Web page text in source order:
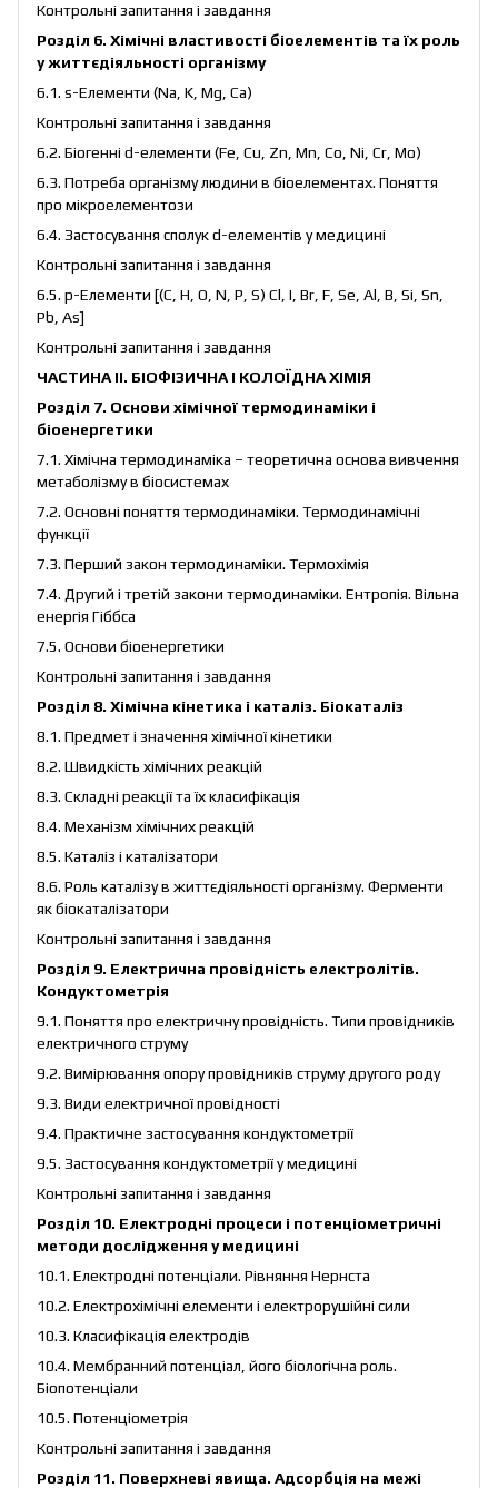
Контрольні запитання і завдання
Розділ 6. Хімічні властивості біоелементів та їх роль
у життєдіяльності організму
6.1. s-Елементи (Na, K, Mg, Ca)
Контрольні запитання і завдання
6.2. Біогенні d-елементи (Fe, Cu, Zn, Mn, Co, Ni, Cr, Mo)
6.3. Потреба організму людини в біоелементах. Поняття
про мікроелементози
6.4. Застосування сполук d-елементів у медицині
Контрольні запитання і завдання
6.5. р-Елементи [(С, H, O, N, P, S) Cl, I, Br, F, Se, Al, B, Si, Sn,
Pb, As]
Контрольні запитання і завдання
ЧАСТИНА ІІ. БІОФІЗИЧНА І КОЛОЇДНА ХІМІЯ
Розділ 7. Оcнови хімічної термодинаміки і
біоенергетики
7.1. Хімічна термодинаміка – теоретична основа вивчення
метаболізму в біосистемах
7.2. Основні поняття термодинаміки. Термодинамічні
функції
7.3. Перший закон термодинаміки. Термохімія
7.4. Другий і третій закони термодинаміки. Ентропія. Вільна
енергія Гіббса
7.5. Основи біоенергетики
Контрольні запитання і завдання
Розділ 8. Хімічна кінетика і каталіз. Біокаталіз
8.1. Предмет і значення хімічної кінетики
8.2. Швидкість хімічних реакцій
8.3. Складні реакції та їх класифікація
8.4. Механізм хімічних реакцій
8.5. Каталіз і каталізатори
8.6. Роль каталізу в життєдіяльності організму. Ферменти
як біокаталізатори
Контрольні запитання і завдання
Розділ 9. Електрична провідність електролітів.
Кондуктометрія
9.1. Поняття про електричну провідність. Типи провідників
електричного струму
9.2. Вимірювання опору провідників струму другого роду
9.3. Види електричної провідності
9.4. Практичне застосування кондуктометрії
9.5. Застосування кондуктометрії у медицині
Контрольні запитання і завдання
Розділ 10. Електродні процеси і потенціометричні
методи дослідження у медицині
10.1. Електродні потенціали. Рівняння Нернста
10.2. Електрохімічні елементи і електрорушійні сили
10.3. Класифікація електродів
10.4. Мембранний потенціал, його біологічна роль.
Біопотенціали
10.5. Потенціометрія
Контрольні запитання і завдання
Розділ 11. Поверхневі явища. Адсорбція на межі